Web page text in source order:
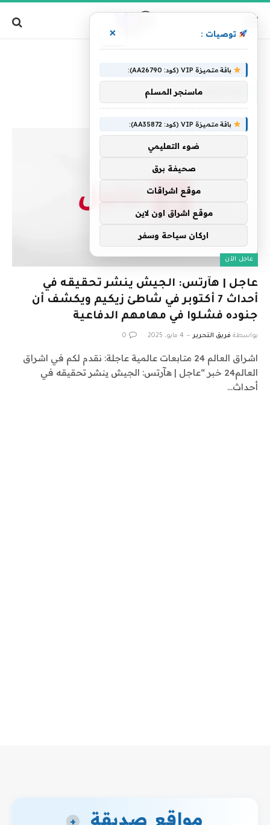
مهامهم
عاجل الآن
عاجل | هآرتس: الجيش ينشر تحقيقه في
أحداث 7 أكتوبر في شاطئ زيكيم ويكشف أن
جنوده فشلوا في مهامهم الدفاعية
بواسطة فريق التحرير 4 مايو، 2025 0
اشراق العالم 24 متابعات عالمية عاجلة: نقدم لكم في اشراق
العالم24 خبر “عاجل | هآرتس: الجيش ينشر تحقيقه في
أحداث…
مواقع صديقة +
توصيات : ×
باقة متميزة VIP (كود: AA26790):
ماسنجر المسلم
باقة متميزة VIP (كود: AA35872):
ضوء التعليمي
صحيفة برق
موقع اشراقات
موقع اشراق اون لاين
اركان سياحة وسفر